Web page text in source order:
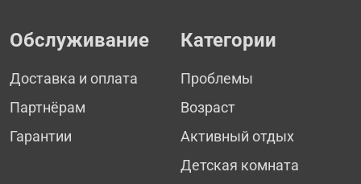
Обслуживание
Доставка и оплата
Партнёрам
Гарантии
Категории
Проблемы
Возраст
Активный отдых
Детская комната